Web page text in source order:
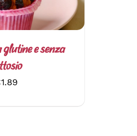
e senza
1.89